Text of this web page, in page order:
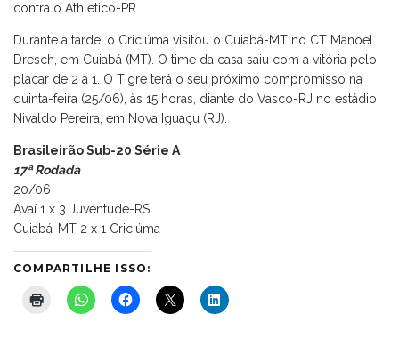
contra o Athletico-PR.
Durante a tarde, o Criciúma visitou o Cuiabá-MT no CT Manoel
Dresch, em Cuiabá (MT). O time da casa saiu com a vitória pelo
placar de 2 a 1. O Tigre terá o seu próximo compromisso na
quinta-feira (25/06), às 15 horas, diante do Vasco-RJ no estádio
Nivaldo Pereira, em Nova Iguaçu (RJ).
Brasileirão Sub-20 Série A
17ª Rodada
20/06
Avaí 1 x 3 Juventude-RS
Cuiabá-MT 2 x 1 Criciúma
COMPARTILHE ISSO: